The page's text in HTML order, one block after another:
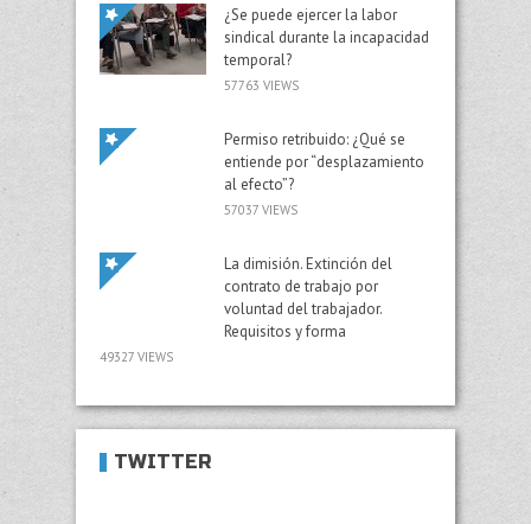
¿Se puede ejercer la labor
sindical durante la incapacidad
temporal?
57763 VIEWS
Permiso retribuido: ¿Qué se
entiende por “desplazamiento
al efecto”?
57037 VIEWS
La dimisión. Extinción del
contrato de trabajo por
voluntad del trabajador.
Requisitos y forma
49327 VIEWS
TWITTER